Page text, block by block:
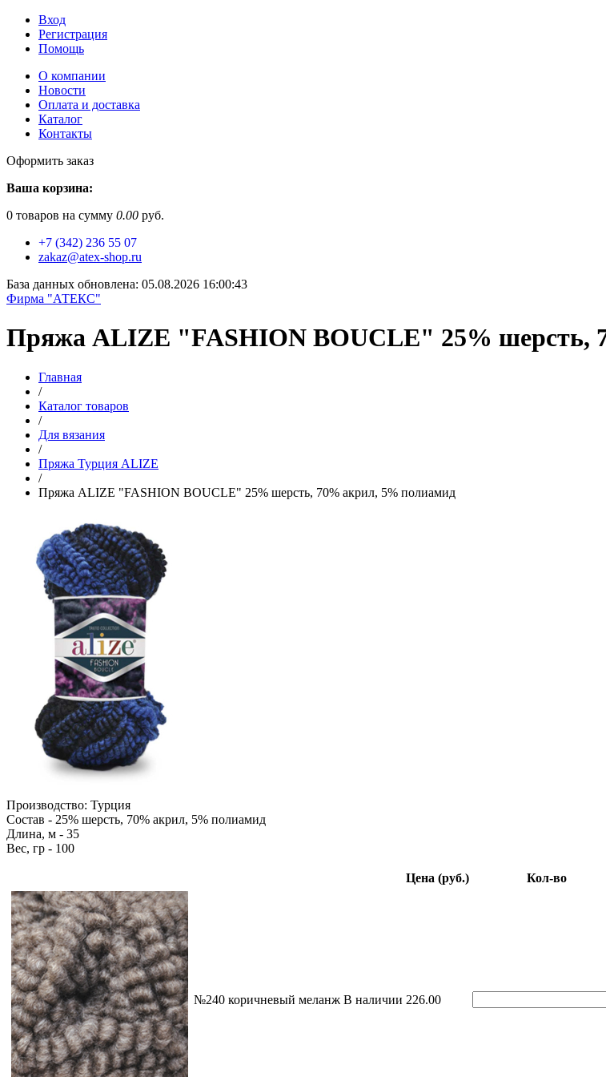
Вход
Регистрация
Помощь
О компании
Новости
Оплата и доставка
Каталог
Контакты
Оформить заказ
Ваша корзина:
0 товаров на сумму 0.00 руб.
+7 (342) 236 55 07
zakaz@atex-shop.ru
База данных обновлена: 05.08.2026 16:00:43
Фирма "АТЕКС"
Пряжа ALIZE "FASHION BOUCLE" 25% шерсть,
Главная
/
Каталог товаров
/
Для вязания
/
Пряжа Турция ALIZE
/
Пряжа ALIZE "FASHION BOUCLE" 25% шерсть, 70% акрил, 5% полиамид
Производство: Турция
Состав - 25% шерсть, 70% акрил, 5% полиамид
Длина, м - 35
Вес, гр - 100
Цена (руб.) Кол-во
№240 коричневый меланж В наличии 226.00